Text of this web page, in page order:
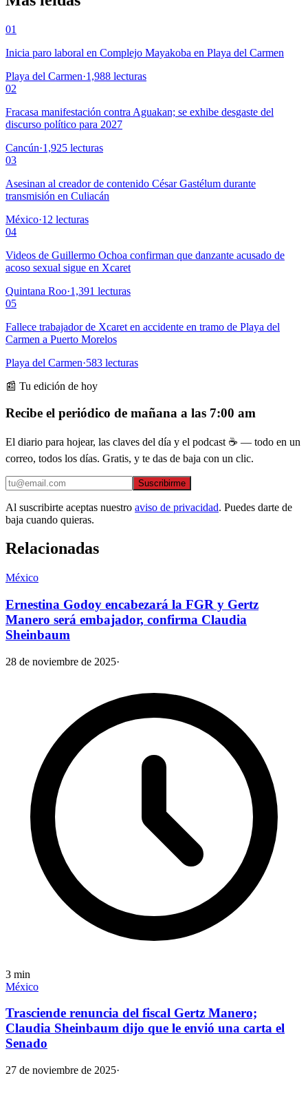
01
Inicia paro laboral en Complejo Mayakoba en Playa del Carmen
Playa del Carmen·1,988 lecturas
02
Fracasa manifestación contra Aguakan; se exhibe desgaste del
discurso político para 2027
Cancún·1,925 lecturas
03
Asesinan al creador de contenido César Gastélum durante
transmisión en Culiacán
México·12 lecturas
04
Videos de Guillermo Ochoa confirman que danzante acusado de
acoso sexual sigue en Xcaret
Quintana Roo·1,391 lecturas
05
Fallece trabajador de Xcaret en accidente en tramo de Playa del
Carmen a Puerto Morelos
Playa del Carmen·583 lecturas
📰 Tu edición de hoy
Recibe el periódico de mañana a las 7:00 am
El diario para hojear, las claves del día y el podcast ☕ — todo en un
correo, todos los días. Gratis, y te das de baja con un clic.
Suscribirme
Al suscribirte aceptas nuestro aviso de privacidad. Puedes darte de
baja cuando quieras.
Relacionadas
México
Ernestina Godoy encabezará la FGR y Gertz
Manero será embajador, confirma Claudia
Sheinbaum
28 de noviembre de 2025·
3 min
México
Trasciende renuncia del fiscal Gertz Manero;
Claudia Sheinbaum dijo que le envió una carta el
Senado
27 de noviembre de 2025·